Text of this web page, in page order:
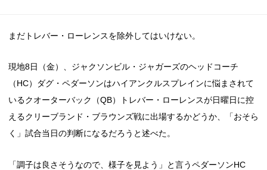
まだトレバー・ローレンスを除外してはいけない。
現地8日（金）、ジャクソンビル・ジャガーズのヘッドコーチ
（HC）ダグ・ペダーソンはハイアンクルスプレインに悩まされて
いるクオーターバック（QB）トレバー・ローレンスが日曜日に控
えるクリーブランド・ブラウンズ戦に出場するかどうか、「おそら
く」試合当日の判断になるだろうと述べた。
「調子は良さそうなので、様子を見よう」と言うペダーソンHC